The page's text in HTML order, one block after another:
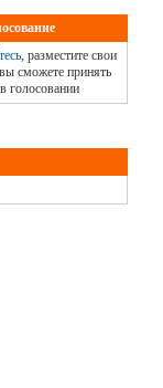
, разместите свои
сможете принять
голосовании